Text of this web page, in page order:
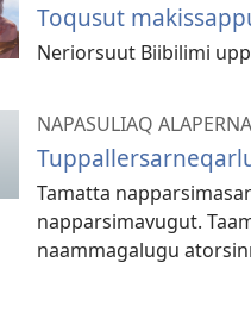
Toqusut
Neriorsuut Biibilimi
NAPASULIAQ
Tamatta
napparsimavugut.
naammagalugu